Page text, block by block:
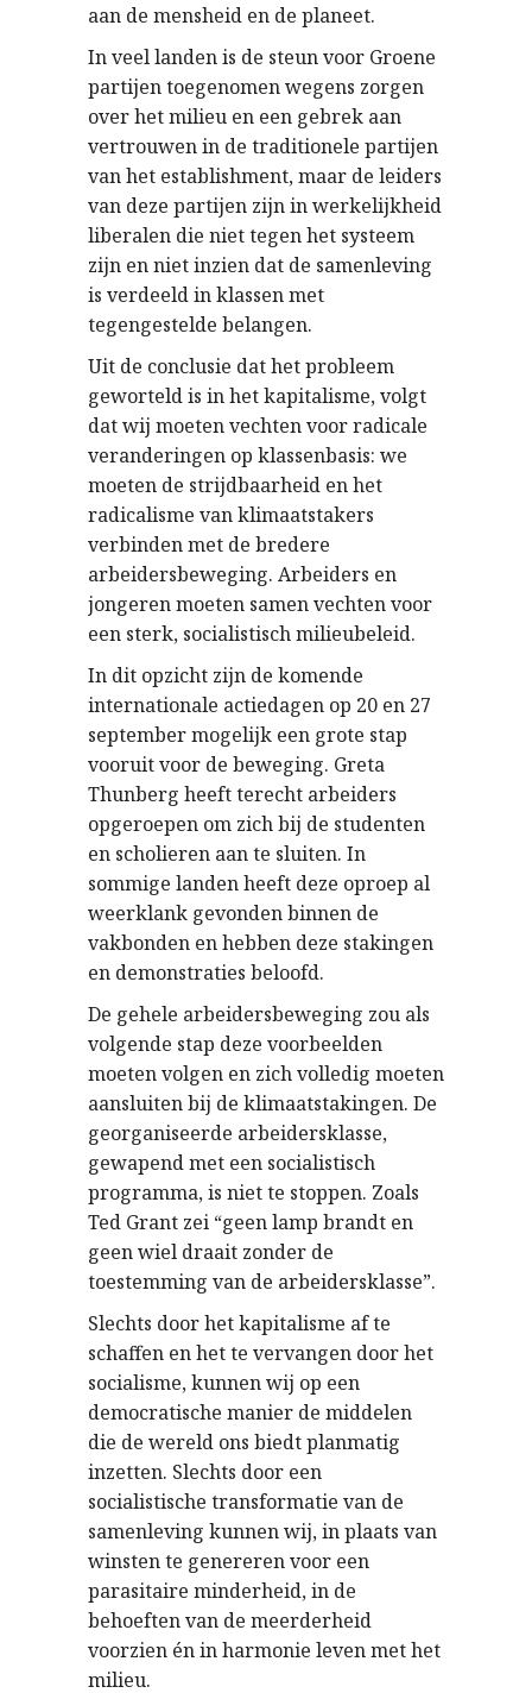
aan de mensheid en de planeet.
In veel landen is de steun voor Groene
partijen toegenomen wegens zorgen
over het milieu en een gebrek aan
vertrouwen in de traditionele partijen
van het establishment, maar de leiders
van deze partijen zijn in werkelijkheid
liberalen die niet tegen het systeem
zijn en niet inzien dat de samenleving
is verdeeld in klassen met
tegengestelde belangen.
Uit de conclusie dat het probleem
geworteld is in het kapitalisme, volgt
dat wij moeten vechten voor radicale
veranderingen op klassenbasis: we
moeten de strijdbaarheid en het
radicalisme van klimaatstakers
verbinden met de bredere
arbeidersbeweging. Arbeiders en
jongeren moeten samen vechten voor
een sterk, socialistisch milieubeleid.
In dit opzicht zijn de komende
internationale actiedagen op 20 en 27
september mogelijk een grote stap
vooruit voor de beweging. Greta
Thunberg heeft terecht arbeiders
opgeroepen om zich bij de studenten
en scholieren aan te sluiten. In
sommige landen heeft deze oproep al
weerklank gevonden binnen de
vakbonden en hebben deze stakingen
en demonstraties beloofd.
De gehele arbeidersbeweging zou als
volgende stap deze voorbeelden
moeten volgen en zich volledig moeten
aansluiten bij de klimaatstakingen. De
georganiseerde arbeidersklasse,
gewapend met een socialistisch
programma, is niet te stoppen. Zoals
Ted Grant zei “geen lamp brandt en
geen wiel draait zonder de
toestemming van de arbeidersklasse”.
Slechts door het kapitalisme af te
schaffen en het te vervangen door het
socialisme, kunnen wij op een
democratische manier de middelen
die de wereld ons biedt planmatig
inzetten. Slechts door een
socialistische transformatie van de
samenleving kunnen wij, in plaats van
winsten te genereren voor een
parasitaire minderheid, in de
behoeften van de meerderheid
voorzien én in harmonie leven met het
milieu.